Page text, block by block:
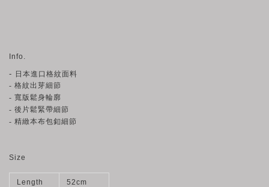
Info.
- 日本進口格紋面料
- 格紋出芽細節
- 寬版鬆身輪廓
- 後片鬆緊帶細節
- 精緻本布包釦細節
Size
Length 52cm